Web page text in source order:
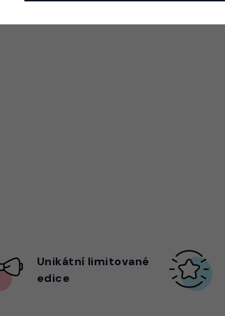
Unikátní limitované
edice